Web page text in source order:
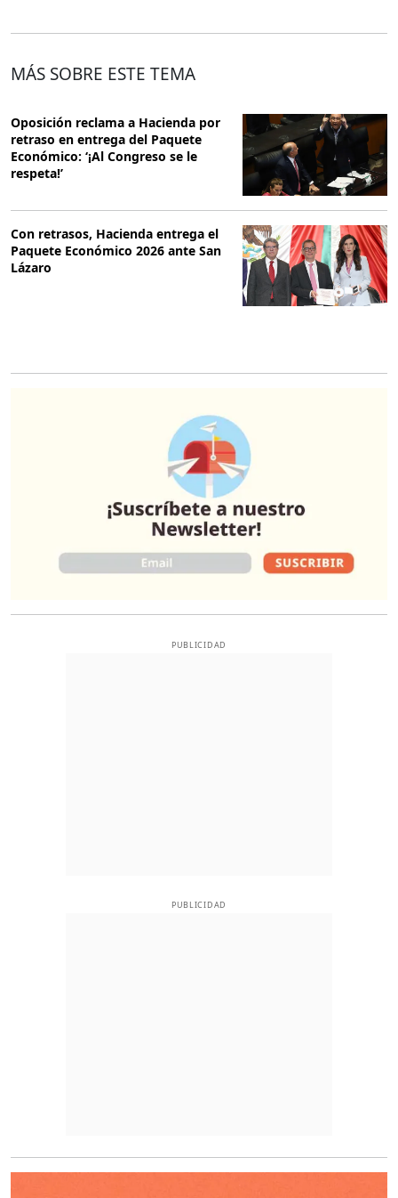
MÁS SOBRE ESTE TEMA
Oposición reclama a Hacienda por
retraso en entrega del Paquete
Económico: ‘¡Al Congreso se le
respeta!’
Con retrasos, Hacienda entrega el
Paquete Económico 2026 ante San
Lázaro
PUBLICIDAD
PUBLICIDAD